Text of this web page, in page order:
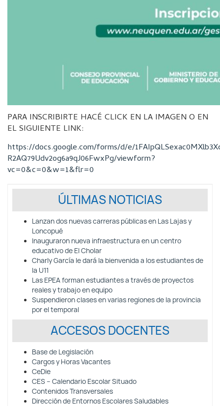
PARA INSCRIBIRTE HACÉ CLICK EN LA IMAGEN O EN
EL SIGUIENTE LINK:
https://docs.google.com/forms/d/e/
R2AQ79Udv2og6a9qJ06FwxPg/viewform?
vc=0&c=0&w=1&flr=0
ÚLTIMAS NOTICIAS
Lanzan dos nuevas carreras públicas en Las Lajas y
Loncopué
Inauguraron nueva infraestructura en un centro
educativo de El Cholar
Charly García le dará la bienvenida a los estudiantes de
la U11
Las EPEA forman estudiantes a través de proyectos
reales y trabajo en equipo
Suspendieron clases en varias regiones de la provincia
por el temporal
ACCESOS DOCENTES
Base de Legislación
Cargos y Horas Vacantes
CeDie
CES – Calendario Escolar Situado
Contenidos Transversales
Dirección de Entornos Escolares Saludables